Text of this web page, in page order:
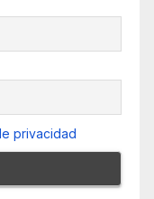
privacidad